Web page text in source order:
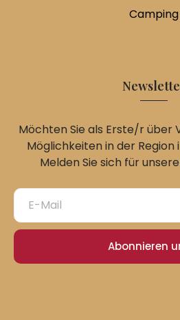
Camping
Möchten Sie als Erste/r über
Möglichkeiten in der
Melden Sie sich für
Abonnieren